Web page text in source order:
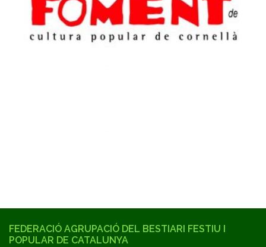
FEDERACIÓ AGRUPACIÓ DEL BESTIARI FESTIU I
POPULAR DE CATALUNYA